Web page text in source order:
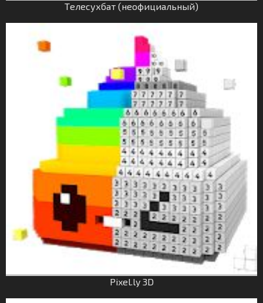
Tелесухбат (неофициальный)
Pixel.ly 3D